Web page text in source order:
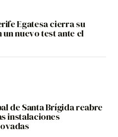
Egatesa cierra su
nuevo test ante el
de Santa Brígida reabre
instalaciones